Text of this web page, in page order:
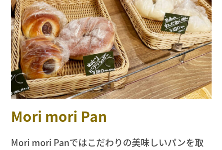
Mori mori Pan
Mori mori Panではこだわりの美味しいパンを取